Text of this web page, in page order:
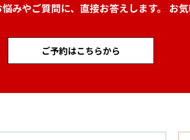
みやご質問に、 直接お答えします。 お
ご予約はこちらから